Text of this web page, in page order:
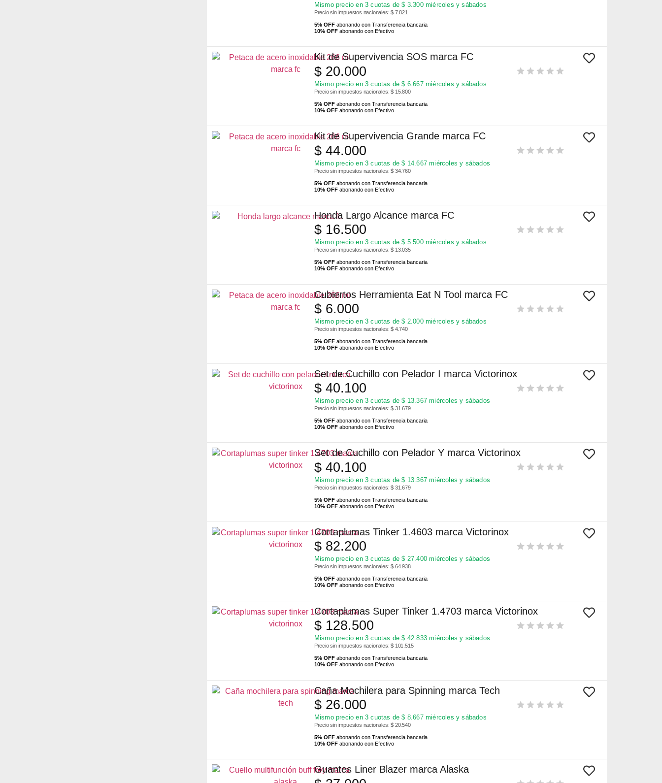
Mismo precio en 3 cuotas de$ 3.300miércoles y sábados
Precio sin impuestos nacionales: $ 7.821
5% OFFabonando con Transferencia bancaria
10% OFFabonando con Efectivo
Kit de Supervivencia SOS marca FC
$20.000
Mismo precio en 3 cuotas de$ 6.667miércoles y sábados
Precio sin impuestos nacionales: $ 15.800
5% OFFabonando con Transferencia bancaria
10% OFFabonando con Efectivo
Kit de Supervivencia Grande marca FC
$44.000
Mismo precio en 3 cuotas de$ 14.667 miércoles y sábados
Precio sin impuestos nacionales: $ 34.760
5% OFFabonando con Transferencia bancaria
10% OFFabonando con Efectivo
Honda Largo Alcance marca FC
$16.500
Mismo precio en 3 cuotas de$ 5.500miércoles y sábados
Precio sin impuestos nacionales: $ 13.035
5% OFFabonando con Transferencia bancaria
10% OFFabonando con Efectivo
Cubiertos Herramienta Eat N Tool marca FC
$6.000
Mismo precio en 3 cuotas de$ 2.000miércoles y sábados
Precio sin impuestos nacionales: $ 4.740
5% OFFabonando con Transferencia bancaria
10% OFFabonando con Efectivo
Set de Cuchillo con Pelador I marca Victorinox
$40.100
Mismo precio en 3 cuotas de$ 13.367 miércoles y sábados
Precio sin impuestos nacionales: $ 31.679
5% OFFabonando con Transferencia bancaria
10% OFFabonando con Efectivo
Set de Cuchillo con Pelador Y marca Victorinox
$40.100
Mismo precio en 3 cuotas de$ 13.367 miércoles y sábados
Precio sin impuestos nacionales: $ 31.679
5% OFFabonando con Transferencia bancaria
10% OFFabonando con Efectivo
Cortaplumas Tinker 1.4603 marca Victorinox
$82.200
Mismo precio en 3 cuotas de$ 27.400 miércoles y sábados
Precio sin impuestos nacionales: $ 64.938
5% OFFabonando con Transferencia bancaria
10% OFFabonando con Efectivo
Cortaplumas Super Tinker 1.4703 marca Victorinox
$128.500
Mismo precio en 3 cuotas de$ 42.833 miércoles y sábados
Precio sin impuestos nacionales: $ 101.515
5% OFFabonando con Transferencia bancaria
10% OFFabonando con Efectivo
Caña Mochilera para Spinning marca Tech
$26.000
Mismo precio en 3 cuotas de$ 8.667miércoles y sábados
Precio sin impuestos nacionales: $ 20.540
5% OFFabonando con Transferencia bancaria
10% OFFabonando con Efectivo
Guantes Liner Blazer marca Alaska